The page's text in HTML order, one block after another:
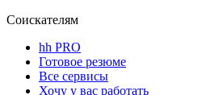
Соискателям
hh PRO
Готовое резюме
Все сервисы
Хочу у вас работать